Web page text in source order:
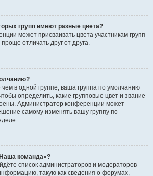
групп имеют разные цвета?
может присваивать цвета участникам групп
отличать друг от друга.
в одной группе, ваша группа по умолчанию
определить, какие групповые цвет и звание
Администратор конференции может
самому изменять вашу группу по
команда»?
список администраторов и модераторов
такую как сведения о форумах,